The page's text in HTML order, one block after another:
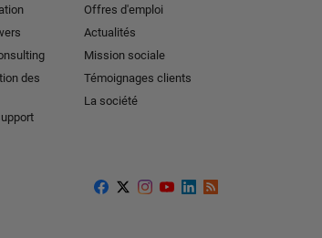
des
Offres d'emploi
Actualités
Mission sociale
Témoignages clients
La société